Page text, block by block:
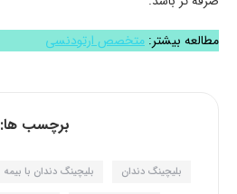
مطالعه بیشتر: متخصص ارتودنسی
برچسب ها:
بلیچینگ دندان بلیچینگ دندان با بیمه